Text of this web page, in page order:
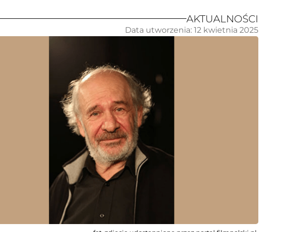
AKTUALNOŚCI
Data utworzenia: 12 kwietnia 2025